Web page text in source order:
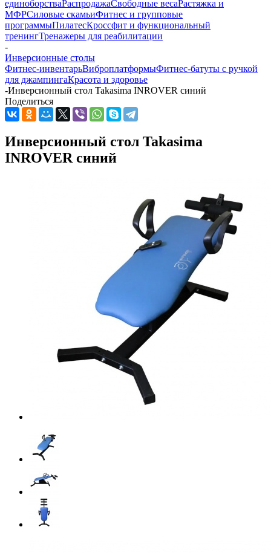
единоборстваРаспродажаСвободные весаРастяжка и
МФРСиловые скамьиФитнес и групповые
программыПилатесКроссфит и функциональный
тренингТренажеры для реабилитации
-
Инверсионные столы
Фитнес-инвентарьВиброплатформыФитнес-батуты с ручкой
для джампингаКрасота и здоровье
-Инверсионный стол Takasima INROVER синий
Поделиться
Инверсионный стол Takasima
INROVER синий